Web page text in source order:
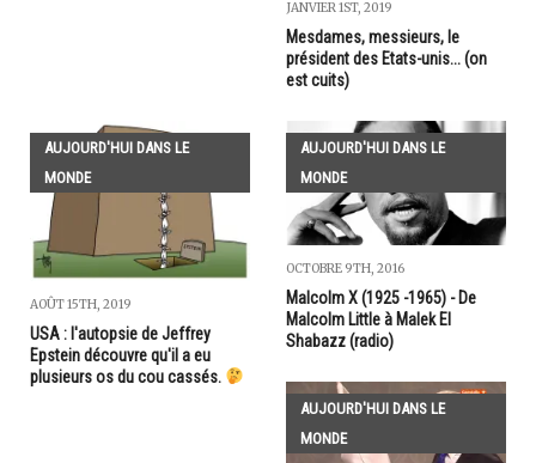
JANVIER 1ST, 2019
Mesdames, messieurs, le
président des Etats-unis... (on
est cuits)
AUJOURD'HUI DANS LE
MONDE
AOÛT 15TH, 2019
USA : l'autopsie de Jeffrey
Epstein découvre qu'il a eu
plusieurs os du cou cassés.
AUJOURD'HUI DANS LE
MONDE
OCTOBRE 9TH, 2016
Malcolm X (1925 -1965) - De
Malcolm Little à Malek El
Shabazz (radio)
AUJOURD'HUI DANS LE
MONDE